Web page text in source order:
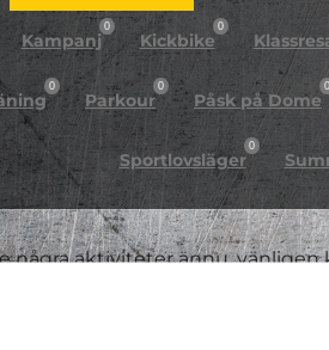
Kampanj
0
Kickbike
0
0
Parkour
0
Påsk på Dome
0
Sportlovsläger
0
några aktiviteter ännu, vänligen